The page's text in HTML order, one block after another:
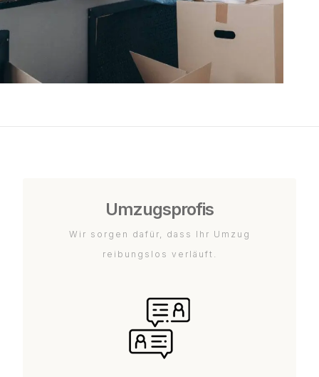
Umzugsprofis
Wir sorgen dafür, dass Ihr Umzug
reibungslos verläuft.